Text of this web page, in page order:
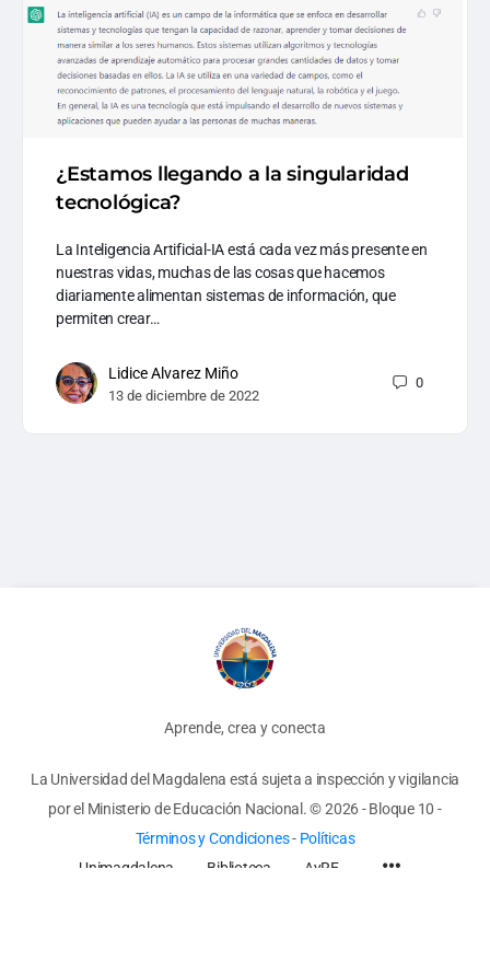
¿Estamos llegando a la singularidad
tecnológica?
La Inteligencia Artificial-IA está cada vez más presente en
nuestras vidas, muchas de las cosas que hacemos
diariamente alimentan sistemas de información, que
permiten crear…
Lidice Alvarez Miño
13 de diciembre de 2022
0
Aprende, crea y conecta
La Universidad del Magdalena está sujeta a inspección y vigilancia
por el Ministerio de Educación Nacional.© 2026 - Bloque 10 -
Términos y Condiciones- Políticas
Unimagdalena
Biblioteca AyRE